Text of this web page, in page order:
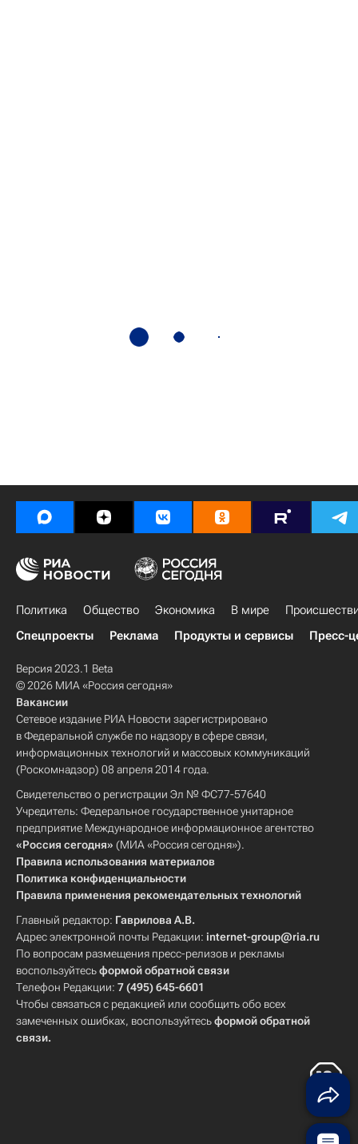
Политика Общество Экономика В мире
Спецпроекты
Реклама Продукты и сервисы Пресс-
Версия 2023.1 Beta
© 2026 МИА «Россия сегодня»
Вакансии
Сетевое издание РИА Новости зарегистрировано
в Федеральной службе по надзору в сфере связи,
информационных технологий и массовых коммуникаций
(Роскомнадзор) 08 апреля 2014 года.
Свидетельство о регистрации Эл № ФС77-57640
Учредитель: Федеральное государственное унитарное
предприятие Международное информационное агентство
«Россия сегодня» (МИА «Россия сегодня»).
Правила использования материалов
Политика конфиденциальности
Правила применения рекомендательных технологий
Главный редактор: Гаврилова А.В.
Адрес электронной почты Редакции: internet-group@ria.ru
По вопросам размещения пресс-релизов и рекламы
воспользуйтесьформой обратной связи
Телефон Редакции: 7 (495) 645-6601
Чтобы связаться с редакцией или сообщить обо всех
замеченных ошибках, воспользуйтесьформой обратной
связи.